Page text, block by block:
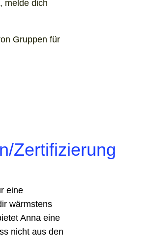
melde dich
Gruppen für
Zertifizierung
eine
wärmstens
Anna eine
nicht aus den